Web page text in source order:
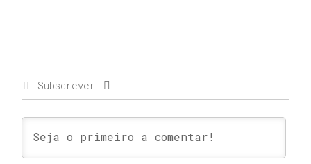
Subscrever